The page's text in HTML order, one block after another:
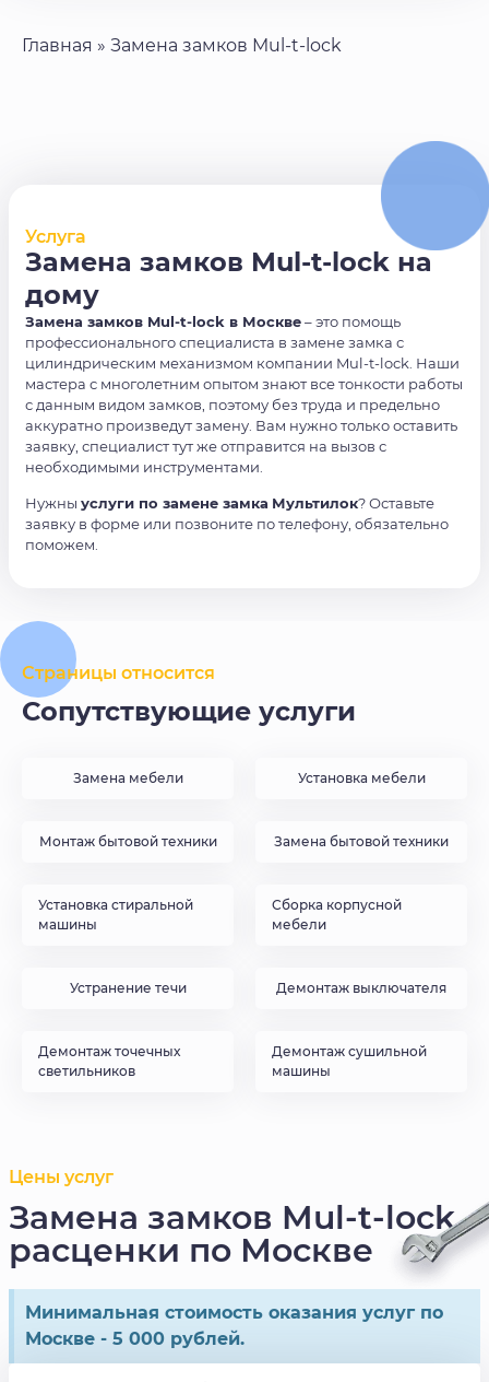
Главная » Замена замков Mul-t-lock
Услуга
Замена замков Mul-t-lock на
дому
Замена замков Mul-t-lock в Москве– это помощь
профессионального специалиста в замене замка с
цилиндрическим механизмом компании Mul-t-lock. Наши
мастера с многолетним опытом знают все тонкости работы
с данным видом замков, поэтому без труда и предельно
аккуратно произведут замену. Вам нужно только оставить
заявку, специалист тут же отправится на вызов с
необходимыми инструментами.
Нужны услуги по замене замка Мультилок? Оставьте
заявку в форме или позвоните по телефону, обязательно
поможем.
Страницы относится
Сопутствующие услуги
Замена мебели Установка мебели
Монтаж бытовой техники Замена бытовой техники
Установка стиральной
машины
Сборка корпусной
мебели
Устранение течи Демонтаж выключателя
Демонтаж точечных
светильников
Демонтаж сушильной
машины
Цены услуг
Замена замков Mul-t-lock
расценки по Москве
Минимальная стоимость оказания услуг по
Москве - 5 000 рублей.